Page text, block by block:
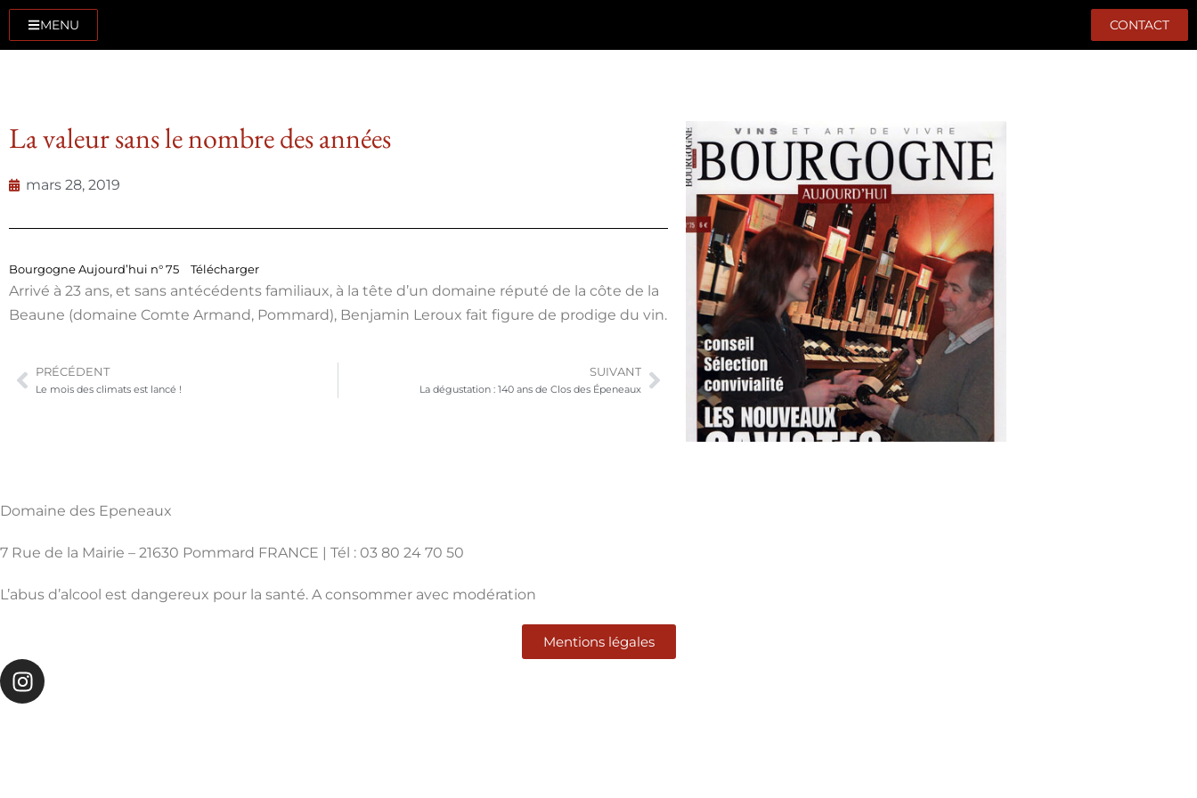
MENU CONTACT
La valeur sans le nombre des années
mars 28, 2019
Bourgogne Aujourd’hui n° 75 Télécharger
Arrivé à 23 ans, et sans antécédents familiaux, à la tête d’un domaine réputé de la côte de la
Beaune (domaine Comte Armand, Pommard), Benjamin Leroux fait figure de prodige du vin.
PRÉCÉDENT
Le mois des climats est lancé !
SUIVANT
La dégustation : 140 ans de Clos des Épeneaux
Domaine des Epeneaux
7 Rue de la Mairie – 21630 Pommard FRANCE | Tél : 03 80 24 70 50
L’abus d’alcool est dangereux pour la santé. A consommer avec modération
Mentions légales